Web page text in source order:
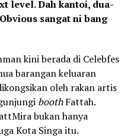
level. Dah kantoi, dua-
sangat ni bang
kini berada di Celebfes
barangan keluaran
oleh rakan artis
boothFattah.
bukan hanya
Kota Singa itu.